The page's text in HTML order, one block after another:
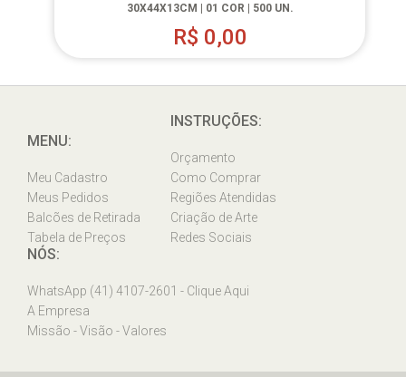
30X44X13CM | 01 COR | 500 UN.
R$ 0,00
MENU:
Meu Cadastro
Meus Pedidos
Balcões de Retirada
Tabela de Preços
INSTRUÇÕES:
Orçamento
Como Comprar
Regiões Atendidas
Criação de Arte
Redes Sociais
NÓS:
WhatsApp (41) 4107-2601 - Clique Aqui
A Empresa
Missão - Visão - Valores